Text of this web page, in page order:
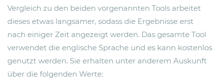
Vergleich zu den beiden vorgenannten Tools arbeitet
dieses etwas langsamer, sodass die Ergebnisse erst
nach einiger Zeit angezeigt werden. Das gesamte Tool
verwendet die englische Sprache und es kann kostenlos
genutzt werden. Sie erhalten unter anderem Auskunft
über die folgenden Werte: